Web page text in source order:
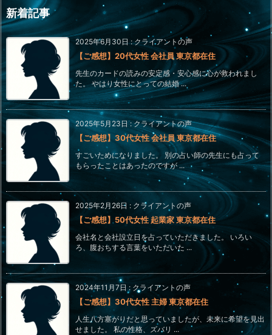
新着記事
2025年6月30日:クライアントの声
【ご感想】20代女性 会社員 東京都在住
先生のカードの読みの安定感・安心感に心が救われまし
た。 やはり女性にとっての結婚 ...
2025年5月23日:クライアントの声
【ご感想】30代女性 会社員 東京都在住
すごいためになりました。 別の占い師の先生にも占って
もらったことはあったのですが ...
2025年2月26日 : クライアントの声
【ご感想】50代女性 起業家 東京都在住
会社名と会社設立日を占っていただきました。 いろい
ろ、腹おちする言葉をいただいた ...
2024年11月7日 : クライアントの声
【ご感想】30代女性 主婦 東京都在住
人生八方塞がりだと思っていましたが、未来に希望を見出
せました。 私の性格、ズバリ ...